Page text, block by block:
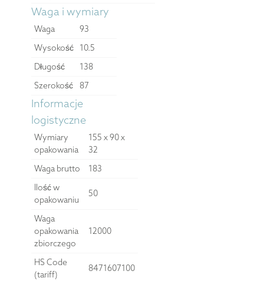
Waga i wymiary
Waga
93
Wysokość
10.5
Długość
138
Szerokość
87
Informacje
logistyczne
Wymiary
opakowania
155 x 90 x
32
Waga brutto
183
Ilość w
opakowaniu
50
Waga
opakowania
zbiorczego
12000
HS Code
(tariff)
8471607100